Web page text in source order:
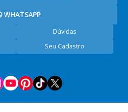
WHATSAPP
Dúvidas
Seu Cadastro